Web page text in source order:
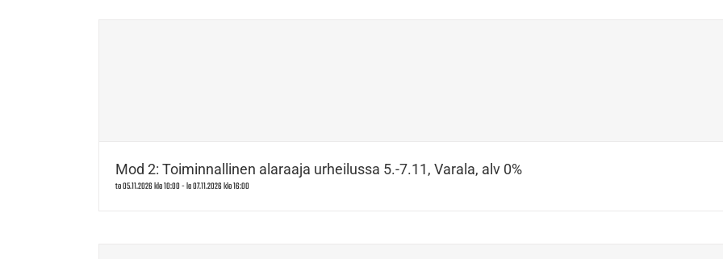
Mod 2: Toiminnallinen alaraaja urheilussa 5.-7.11, Varala, alv 0%
to 05.11.2026 klo 10:00-la 07.11.2026 klo 16:00